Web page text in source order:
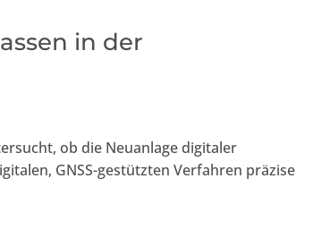
in der
ob die Neuanlage digitaler
GNSS-gestützten Verfahren präzise